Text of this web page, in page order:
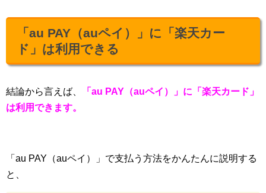
「au PAY（auペイ）」に「楽天カー
ド」は利用できる
結論から言えば、
「au PAY（auペイ）」に「楽天カード」
は利用できます。
「au PAY（auペイ）」で支払う方法をかんたんに説明する
と、